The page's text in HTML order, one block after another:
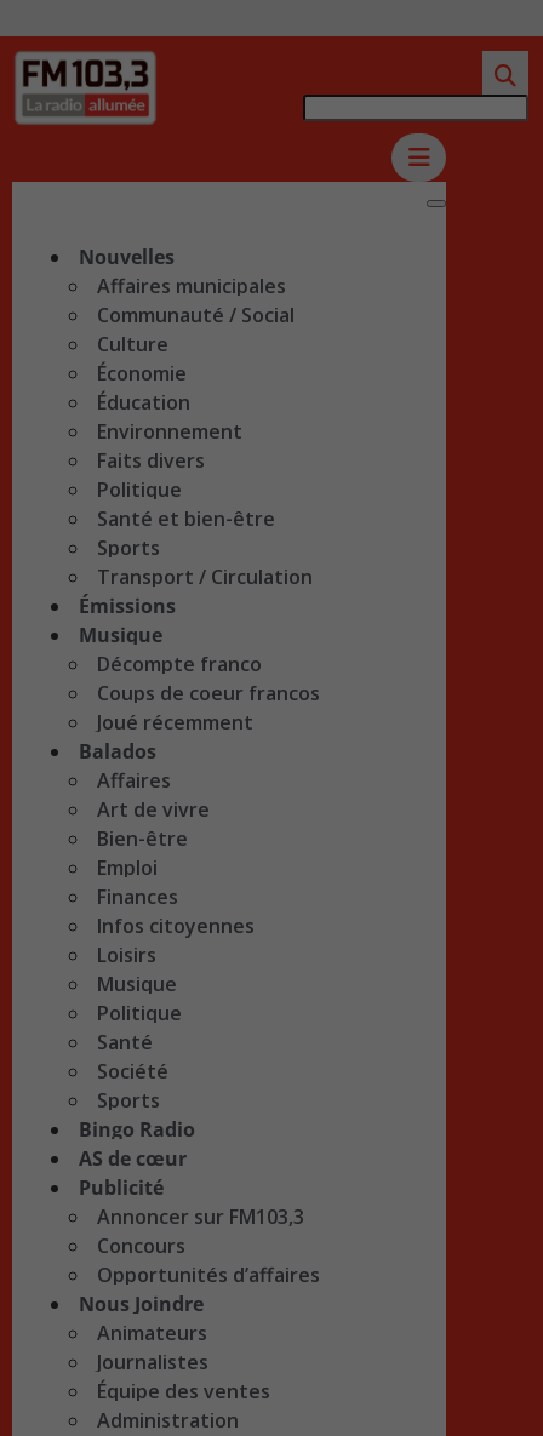
Nouvelles
Affaires municipales
Communauté / Social
Culture
Économie
Éducation
Environnement
Faits divers
Politique
Santé et bien-être
Sports
Transport / Circulation
Émissions
Musique
Décompte franco
Coups de coeur francos
Joué récemment
Balados
Affaires
Art de vivre
Bien-être
Emploi
Finances
Infos citoyennes
Loisirs
Musique
Politique
Santé
Société
Sports
Bingo Radio
AS de cœur
Publicité
Annoncer sur FM103,3
Concours
Opportunités d’affaires
Nous Joindre
Animateurs
Journalistes
Équipe des ventes
Administration